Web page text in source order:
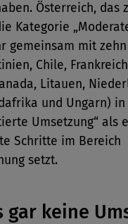
Österreich, das
Kategorie
gemeinsam mit
Chile,
Litauen,
und Ungarn)
Umsetzung“ als
Schritte im Bereich
setzt.
gar keine